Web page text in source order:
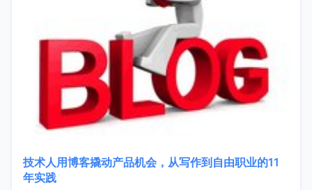
技术人用博客撬动产品机会，从写作到自由职业的11
年实践